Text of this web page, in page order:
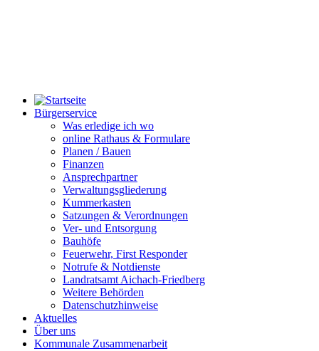
Bürgerservice
Was erledige ich wo
online Rathaus & Formulare
Planen / Bauen
Finanzen
Ansprechpartner
Verwaltungsgliederung
Kummerkasten
Satzungen & Verordnungen
Ver- und Entsorgung
Bauhöfe
Feuerwehr, First Responder
Notrufe & Notdienste
Landratsamt Aichach-Friedberg
Weitere Behörden
Datenschutzhinweise
Aktuelles
Über uns
Kommunale Zusammenarbeit